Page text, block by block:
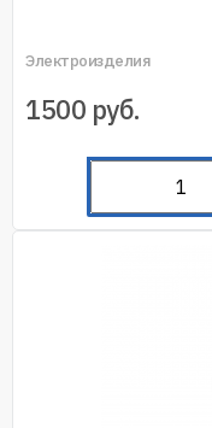
Электроизделия
1500 руб.